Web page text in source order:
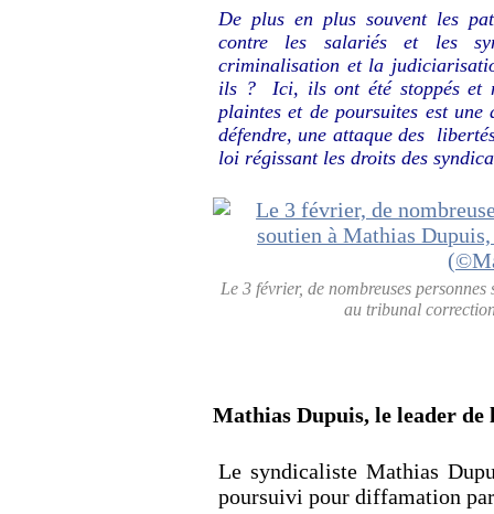
De plus en plus souvent les
contre les salariés et les
criminalisation et la
ils ? Ici, ils ont été stoppés et
plaintes et de poursuites est
défendre, une attaque des
loi régissant les droits des
Le 3 février, de nombreuses
au tribunal
Mathias Dupuis, le leader de
Le syndicaliste Mathias
poursuivi pour diffamation